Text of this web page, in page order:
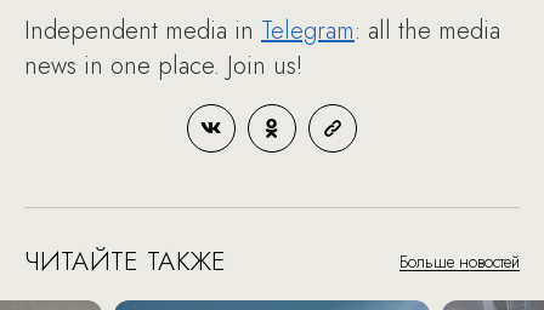
Independent media in Telegram: all the media
news in one place. Join us!
ЧИТАЙТЕ ТАКЖЕ Больше новостей